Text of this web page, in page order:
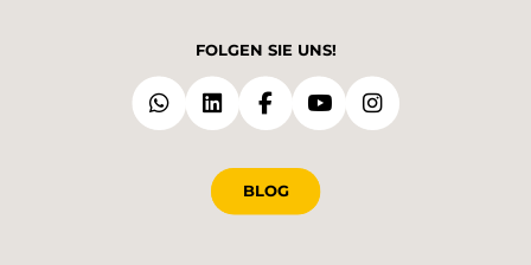
FOLGEN SIE UNS!
BLOG